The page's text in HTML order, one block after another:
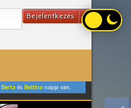
Bejelentkezés
Bertaés Bettinanapja van.